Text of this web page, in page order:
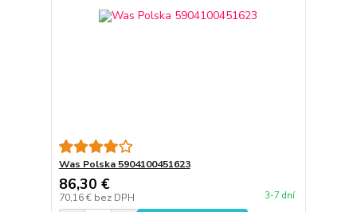
Was Polska 5904100451623
86,30 €
70,16 € bez DPH 3-7 dní